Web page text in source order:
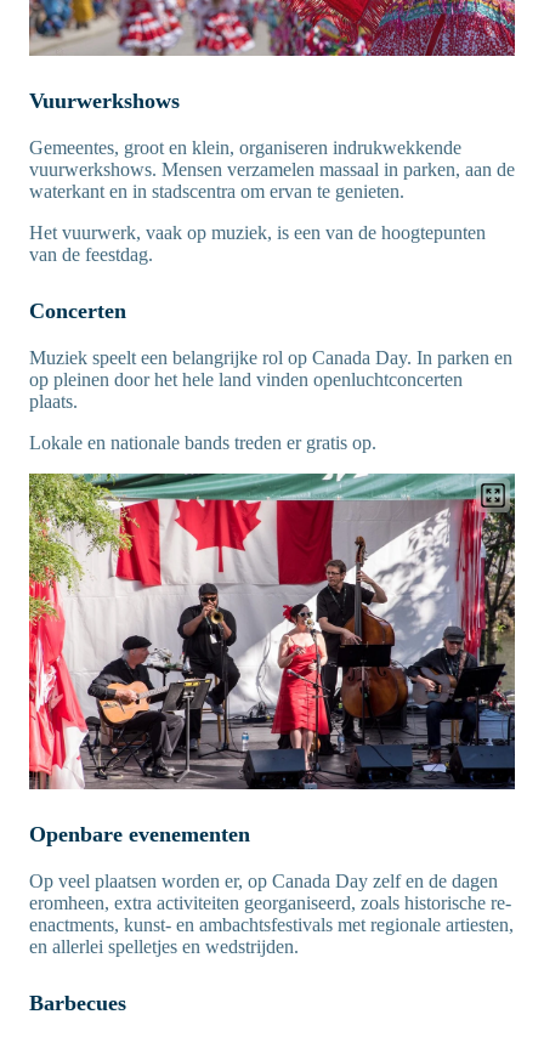
Vuurwerkshows
Gemeentes, groot en klein, organiseren indrukwekkende
vuurwerkshows. Mensen verzamelen massaal in parken, aan de
waterkant en in stadscentra om ervan te genieten.
Het vuurwerk, vaak op muziek, is een van de hoogtepunten
van de feestdag.
Concerten
Muziek speelt een belangrijke rol op Canada Day. In parken en
op pleinen door het hele land vinden openluchtconcerten
plaats.
Lokale en nationale bands treden er gratis op.
Openbare evenementen
Op veel plaatsen worden er, op Canada Day zelf en de dagen
eromheen, extra activiteiten georganiseerd, zoals historische re-
enactments, kunst- en ambachtsfestivals met regionale artiesten,
en allerlei spelletjes en wedstrijden.
Barbecues